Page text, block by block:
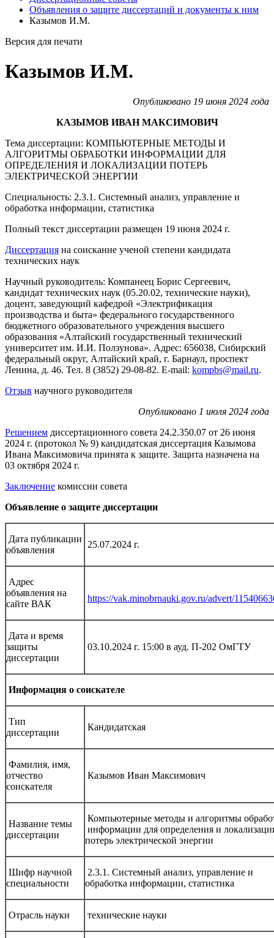
Объявления о защите диссертаций и документы к ним
Казымов И.М.
Версия для печати
Казымов И.М.
Опубликовано 19 июня 2024 года
КАЗЫМОВ ИВАН МАКСИМОВИЧ
Тема диссертации: КОМПЬЮТЕРНЫЕ МЕТОДЫ И
АЛГОРИТМЫ ОБРАБОТКИ ИНФОРМАЦИИ ДЛЯ
ОПРЕДЕЛЕНИЯ И ЛОКАЛИЗАЦИИ ПОТЕРЬ
ЭЛЕКТРИЧЕСКОЙ ЭНЕРГИИ
Специальность: 2.3.1. Системный анализ, управление и
обработка информации, статистика
Полный текст диссертации размещен 19 июня 2024 г.
Диссертация на соискание ученой степени кандидата
технических наук
Научный руководитель: Компанеец Борис Сергеевич,
кандидат технических наук (05.20.02, технические науки),
доцент, заведующий кафедрой «Электрификация
производства и быта» федерального государственного
бюджетного образовательного учреждения высшего
образования «Алтайский государственный технический
университет им. И.И. Ползунова». Адрес: 656038, Сибирский
федеральный округ, Алтайский край, г. Барнаул, проспект
Ленина, д. 46. Тел. 8 (3852) 29-08-82. E-mail: kompbs@mail.ru.
Отзыв научного руководителя
Опубликовано 1 июля 2024 года
Решением диссертационного совета 24.2.350.07 от 26 июня
2024 г. (протокол № 9) кандидатская диссертация Казымова
Ивана Максимовича принята к защите. Защита назначена на
03 октября 2024 г.
Заключение комиссии совета
Объявление о защите диссертации
Дата публикации
объявления
25.07.2024 г.
Адрес
объявления на
сайте ВАК
https://vak.minobrnauki.gov.ru/advert/
Дата и время
защиты
диссертации
03.10.2024 г. 15:00 в ауд. П-202 ОмГТУ
Информация о соискателе
Тип
диссертации
Кандидатская
Фамилия, имя,
отчество
соискателя
Казымов Иван Максимович
Название темы
диссертации
Компьютерные методы и алгоритмы
информации для определения и
потерь электрической энергии
Шифр научной
специальности
2.3.1. Системный анализ, управление и
обработка информации, статистика
Отрасль науки технические науки